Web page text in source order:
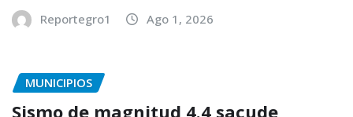
Reportegro1 Ago 1, 2026
MUNICIPIOS
Sismo de magnitud 4.4 sacude